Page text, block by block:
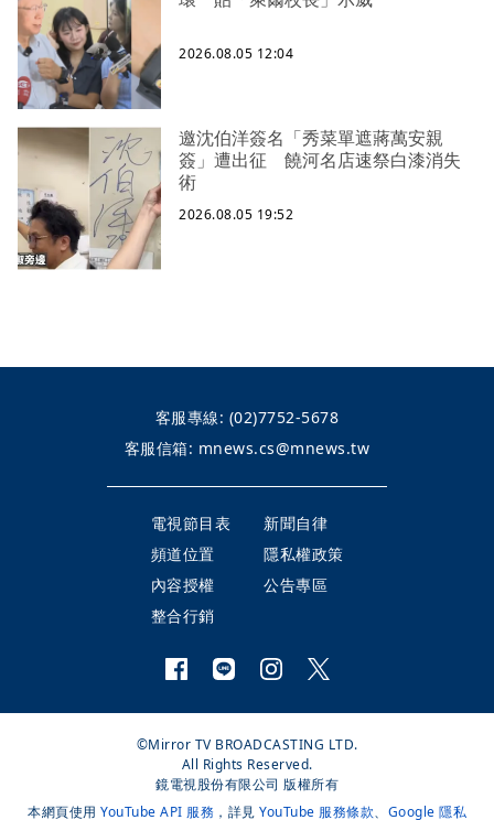
2026.08.05 12:04
邀沈伯洋簽名「秀菜單遮蔣萬安親
簽」遭出征 饒河名店速祭白漆消失
術
2026.08.05 19:52
客服專線: (02)7752-5678
客服信箱: mnews.cs@mnews.tw
電視節目表
新聞自律
頻道位置
隱私權政策
內容授權
公告專區
整合行銷
©Mirror TV BROADCASTING LTD.
All Rights Reserved.
鏡電視股份有限公司 版權所有
本網頁使用 YouTube API 服務 ，詳見 YouTube 服務條款、 Google 隱私